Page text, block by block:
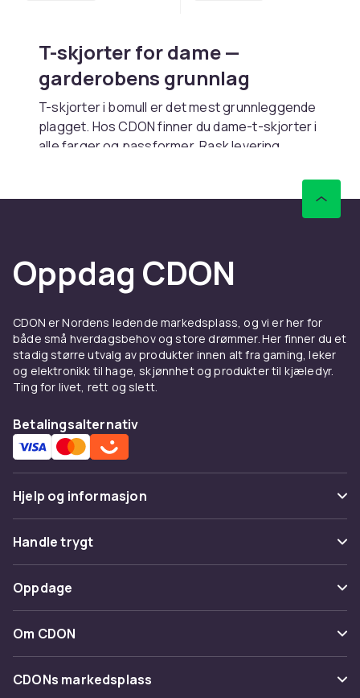
T-skjorter for dame —
garderobens grunnlag
T-skjorter i bomull er det mest grunnleggende
plagget. Hos CDON finner du dame-t-skjorter i
alle farger og passformer. Rask levering.
Materiale
bomull er bærekraftig. Bomull-elastan gir
stretch.
Kombiner med
Under en blazer
ogskjørt.
Kjøp på CDON
Utforsktopperog
Oppdag CDON
CDON er Nordens ledende markedsplass, og vi er her for
både små hverdagsbehov og store drømmer. Her finner du et
stadig større utvalg av produkter innen alt fra gaming, leker
og elektronikk til hage, skjønnhet og produkter til kjæledyr.
Ting for livet, rett og slett.
Betalingsalternativ
Hjelp og informasjon
Vanlige spørsmål
Spor pakke
Angre & returner her
Kontakt oss
Handle trygt
Betaling
Levering
Tilbakekallinger
Oppdage
Kategorier
Varemerker
Om CDON
Om oss
CDONs markedsplass